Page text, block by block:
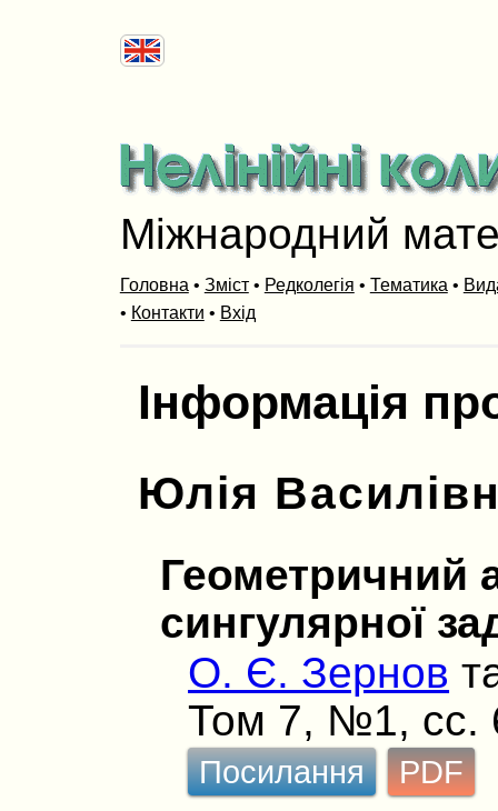
Міжнародний
Головна • Зміст• Редколегія • Тематика •
• Контакти • Вхід
Інформація
Юлія
Геометричний
сингулярної
О. Є. Зернов
Том 7, №1, сс.
Посилання PDF